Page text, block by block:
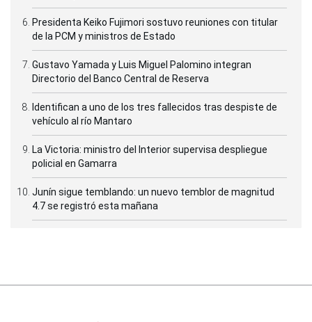
Presidenta Keiko Fujimori sostuvo reuniones con titular
de la PCM y ministros de Estado
Gustavo Yamada y Luis Miguel Palomino integran
Directorio del Banco Central de Reserva
Identifican a uno de los tres fallecidos tras despiste de
vehículo al río Mantaro
La Victoria: ministro del Interior supervisa despliegue
policial en Gamarra
Junín sigue temblando: un nuevo temblor de magnitud
4.7 se registró esta mañana